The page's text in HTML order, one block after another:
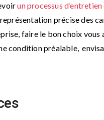
un processus
précise des
faire le bon choix
condition préalable,